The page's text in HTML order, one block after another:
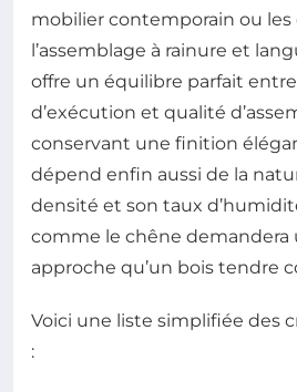
mobilier contemporain ou les
l’assemblage à rainure et
offre un équilibre parfait
d’exécution et qualité
conservant une finition
dépend enfin aussi de la
densité et son taux
comme le chêne demandera
approche qu’un bois tendre
Voici une liste simplifiée des
: